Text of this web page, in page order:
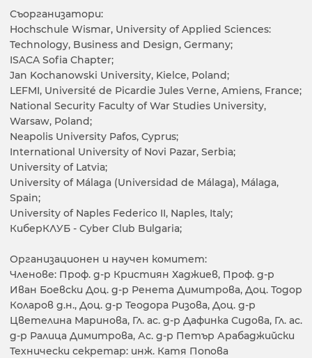
Съорганизатори:
Hochschule Wismar, University of Applied Sciences:
Technology, Business and Design, Germany;
ISACA Sofia Chapter;
Jan Kochanowski University, Kielce, Poland;
LEFMI, Université de Picardie Jules Verne, Amiens, France;
National Security Faculty of War Studies University,
Warsaw, Poland;
Neapolis University Pafos, Cyprus;
International University of Novi Pazar, Serbia;
University of Latvia;
University of Málaga (Universidad de Málaga), Málaga,
Spain;
University of Naples Federico II, Naples, Italy;
КиберКЛУБ - Cyber Club Bulgaria;
Организационен и научен комитет:
Членове: Проф. д-р Кристиян Хаджиев, Проф. д-р
Иван Боевски Доц. д-р Ренета Димитрова, Доц. Тодор
Коларов д.н., Доц. д-р Теодора Ризова, Доц. д-р
Цветелина Маринова, Гл. ас. д-р Дафинка Сидова, Гл. ас.
д-р Ралица Димитрова, Ас. д-р Петър Арабаджийски
Технически секретар: инж. Катя Попова